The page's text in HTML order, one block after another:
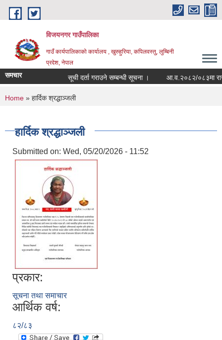
Skip to main content
विजयनगर गाउँपालिका
गाउँ कार्यपालिकाको कार्यालय , खुरुहुरिया, कपिलवस्तु, लुम्बिनी
प्रदेश, नेपाल
समचार सूची दर्ता गराउने सम्बन्धी सूचना । आ.व.२०८२/०८३मा
You are here
Home » हार्दिक श्रद्धाञ्जली
हार्दिक श्रद्धाञ्जली
Submitted on: Wed, 05/20/2026 - 11:52
प्रकार:
सूचना तथा समाचार
आर्थिक वर्ष:
८२/८३